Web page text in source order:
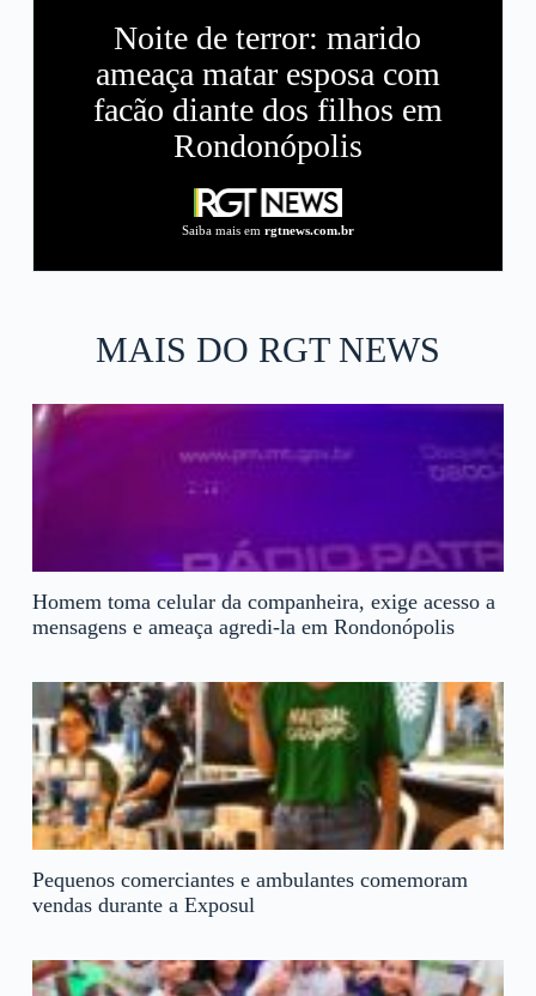
Noite de terror: marido
ameaça matar esposa com
facão diante dos filhos em
Rondonópolis
Saiba mais em rgtnews.com.br
MAIS DO RGT NEWS
Homem toma celular da companheira, exige acesso a
mensagens e ameaça agredi-la em Rondonópolis
Pequenos comerciantes e ambulantes comemoram
vendas durante a Exposul